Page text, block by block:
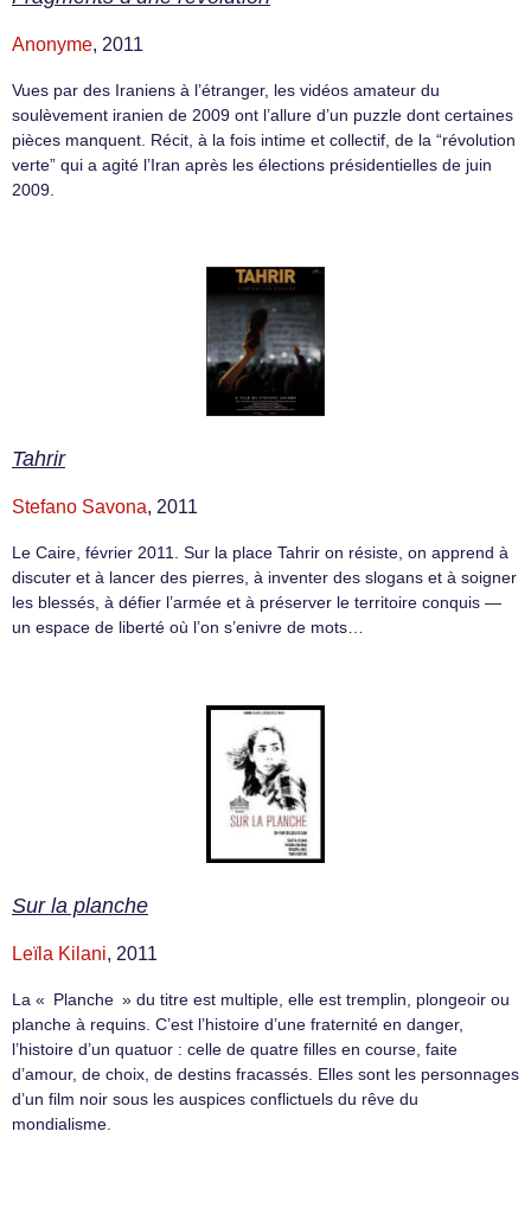
Anonyme, 2011
Vues par des Iraniens à l’étranger, les vidéos amateur du
soulèvement iranien de 2009 ont l’allure d’un puzzle dont certaines
pièces manquent. Récit, à la fois intime et collectif, de la “révolution
verte” qui a agité l’Iran après les élections présidentielles de juin
2009.
Tahrir
Stefano Savona, 2011
Le Caire, février 2011. Sur la place Tahrir on résiste, on apprend à
discuter et à lancer des pierres, à inventer des slogans et à soigner
les blessés, à défier l’armée et à préserver le territoire conquis —
un espace de liberté où l’on s’enivre de mots…
Sur la planche
Leïla Kilani, 2011
La « Planche » du titre est multiple, elle est tremplin, plongeoir ou
planche à requins. C’est l’histoire d’une fraternité en danger,
l’histoire d’un quatuor : celle de quatre filles en course, faite
d’amour, de choix, de destins fracassés. Elles sont les personnages
d’un film noir sous les auspices conflictuels du rêve du
mondialisme.